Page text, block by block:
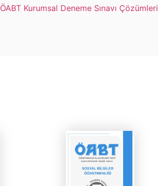
ÖABT Kurumsal Deneme Sınavı Çözümleri